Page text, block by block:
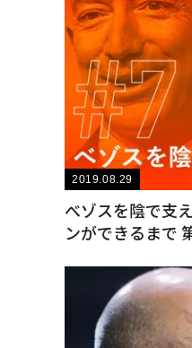
2019.08.29
べゾスを陰で支
ンができるまで